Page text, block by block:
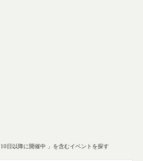
日以降に開催中 」を含むイベントを探す